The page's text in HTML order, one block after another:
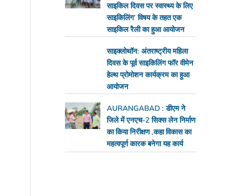
साइकिल दिवस पर स्वास्थ्य के लिए
साइकिलिंग’ विषय के तहत एक
साइकिल रैली का हुआ आयोजन
साइक्लोथॉन: अंतराष्ट्रीय महिला
दिवस के पूर्व साइकिलिंग फॉर वीमेन
हेल्थ प्रोमोशन कार्यक्रम का हुआ
आयोजन
AURANGABAD : डीएम ने
जिले में एनएच-2 सिक्स लेन निर्माण
का किया निरीक्षण ,कहा विकास का
महत्वपूर्ण कारक बनेगा यह कार्य